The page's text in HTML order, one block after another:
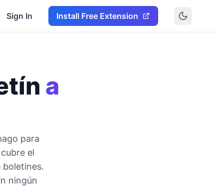
Sign In Install Free Extension
a
para
el
boletines.
ningún